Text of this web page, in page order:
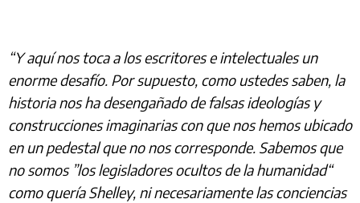
“Y aquí nos toca a los escritores e intelectuales un
enorme desafío. Por supuesto, como ustedes saben, la
historia nos ha desengañado de falsas ideologías y
construcciones imaginarias con que nos hemos ubicado
en un pedestal que no nos corresponde. Sabemos que
no somos ”los legisladores ocultos de la humanidad“
como quería Shelley, ni necesariamente las conciencias